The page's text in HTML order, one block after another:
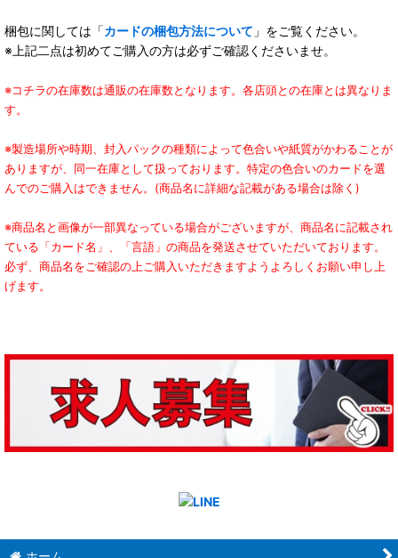
梱包に関しては「カードの梱包方法について 」をご覧ください。
※上記二点は初めてご購入の方は必ずご確認くださいませ。
※コチラの在庫数は通販の在庫数となります。各店頭との在庫とは異なりま
す。
※製造場所や時期、封入パックの種類によって色合いや紙質がかわることが
ありますが、同一在庫として扱っております。特定の色合いのカードを選
んでのご購入はできません。(商品名に詳細な記載がある場合は除く)
※商品名と画像が一部異なっている場合がございますが、商品名に記載され
ている「カード名」、「言語」の商品を発送させていただいております。
必ず、商品名をご確認の上ご購入いただきますようよろしくお願い申し上
げます。